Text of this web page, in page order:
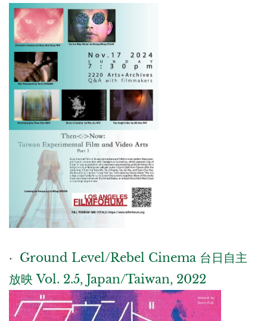
· Ground Level/Rebel Cinema 台日自主
放映 Vol. 2.5, Japan/Taiwan, 2022